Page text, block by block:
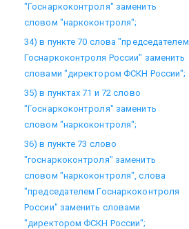
"Госнаркоконтроля" заменить
словом "наркоконтроля";
34) в пункте 70 слова "председателем
Госнаркоконтроля России" заменить
словами "директором ФСКН России";
35) в пунктах 71 и 72 слово
"Госнаркоконтроля" заменить
словом "наркоконтроля";
36) в пункте 73 слово
"госнаркоконтроля" заменить
словом "наркоконтроля", слова
"председателем Госнаркоконтроля
России" заменить словами
"директором ФСКН России";